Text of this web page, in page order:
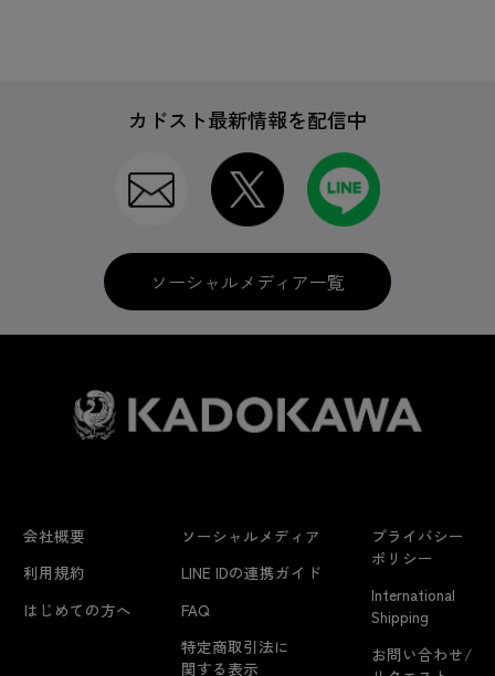
カドスト最新情報を配信中
ソーシャルメディア一覧
会社概要
利用規約
はじめての方へ
ソーシャルメディア
LINE IDの連携ガイド
FAQ
特定商取引法に
関する表示
プライバシー
ポリシー
International
Shipping
お問い合わせ/